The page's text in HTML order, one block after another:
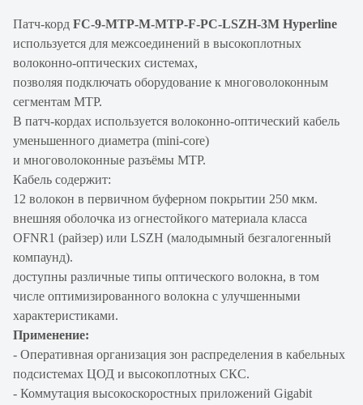
Патч-корд FC-9-MTP-M-MTP-F-PC-LSZH-3M Hyperline
используется для межсоединений в высокоплотных
волоконно-оптических системах,
позволяя подключать оборудование к многоволоконным
сегментам МТР.
В патч-кордах используется волоконно-оптический кабель
уменьшенного диаметра (mini-core)
и многоволоконные разъёмы МТР.
Кабель содержит:
12 волокон в первичном буферном покрытии 250 мкм.
внешняя оболочка из огнестойкого материала класса
OFNR1 (райзер) или LSZH (малодымный безгалогенный
компаунд).
доступны различные типы оптического волокна, в том
числе оптимизированного волокна с улучшенными
характеристиками.
Применение:
- Оперативная организация зон распределения в кабельных
подсистемах ЦОД и высокоплотных СКС.
- Коммутация высокоскоростных приложений Gigabit